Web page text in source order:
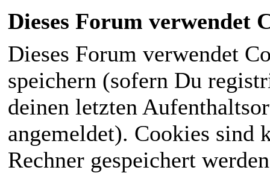
Dieses Forum verwendet
Dieses Forum verwendet
speichern (sofern Du
deinen letzten
angemeldet). Cookies sind
Rechner gespeichert